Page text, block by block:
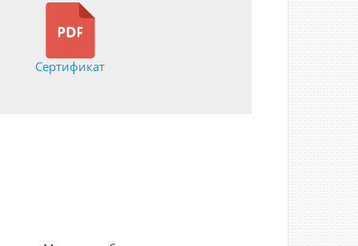
Сертификат